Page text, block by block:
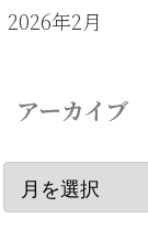
2026年2月
アーカイブ